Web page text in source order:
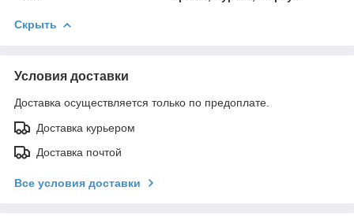
Скрыть
Условия доставки
Доставка осуществляется только по предоплате.
Доставка курьером
Доставка почтой
Все условия доставки